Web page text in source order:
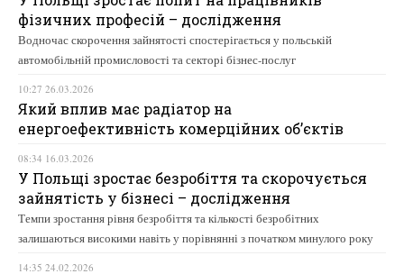
фізичних професій – дослідження
Водночас скорочення зайнятості спостерігається у польській
автомобільній промисловості та секторі бізнес-послуг
10:27 26.03.2026
Який вплив має радіатор на
енергоефективність комерційних об’єктів
08:34 16.03.2026
У Польщі зростає безробіття та скорочується
зайнятість у бізнесі – дослідження
Темпи зростання рівня безробіття та кількості безробітних
залишаються високими навіть у порівнянні з початком минулого року
14:35 24.02.2026